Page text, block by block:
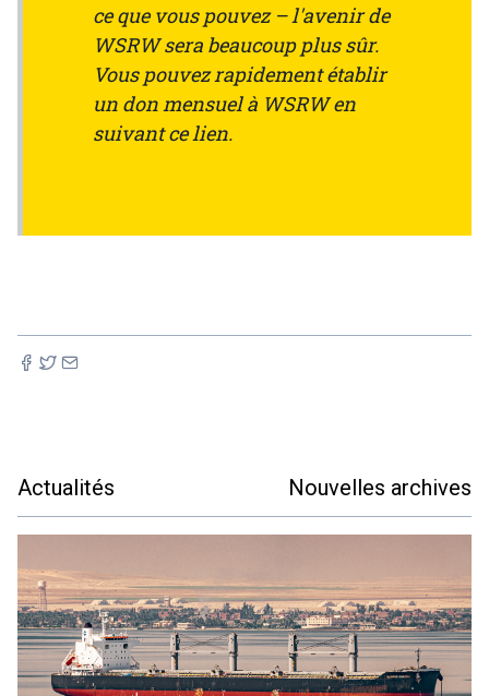
ce que vous pouvez – l'avenir de
WSRW sera beaucoup plus sûr.
Vous pouvez rapidement établir
un don mensuel à WSRW en
suivant ce lien.
Actualités Nouvelles archives